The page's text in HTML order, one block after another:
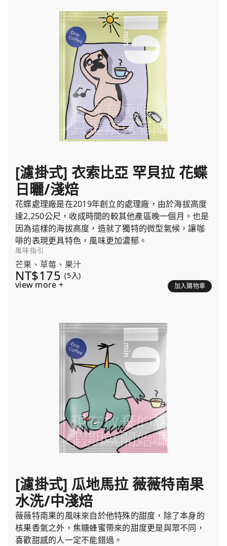
[濾掛式] 衣索比亞 罕貝拉 花蝶
日曬/淺焙
花蝶處理廠是在2019年創立的處理廠，由於海拔高度
達2,250公尺，收成時間的較其他產區晚一個月。也是
因為這樣的海拔高度，造就了獨特的微型氣候，讓咖
啡的表現更具特色，風味更加濃郁。
風味指引
芒果、草莓、果汁
NT$175 (5入)
view more + 加入購物車
[濾掛式] 瓜地馬拉 薇薇特南果
水洗/中淺焙
薇薇特南果的風味來自於他特殊的甜度，除了本身的
核果香氣之外，焦糖蜂蜜帶來的甜度更是與眾不同，
喜歡甜感的人一定不能錯過。